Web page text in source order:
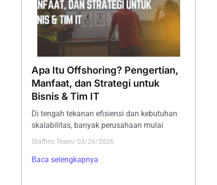
Apa Itu Offshoring? Pengertian,
Manfaat, dan Strategi untuk
Bisnis & Tim IT
Di tengah tekanan efisiensi dan kebutuhan
skalabilitas, banyak perusahaan mulai
Staffinc Team/ 03/26/2026
Baca selengkapnya